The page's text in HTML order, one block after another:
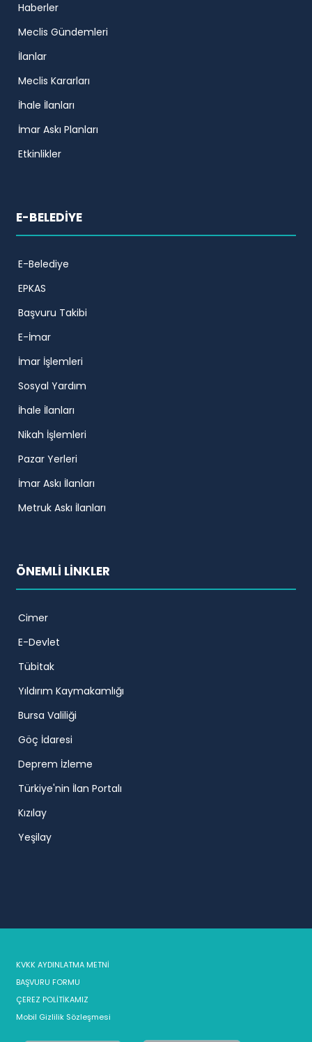
Haberler
Meclis Gündemleri
İlanlar
Meclis Kararları
İhale İlanları
İmar Askı Planları
Etkinlikler
E-BELEDİYE
E-Belediye
EPKAS
Başvuru Takibi
E-İmar
İmar İşlemleri
Sosyal Yardım
İhale İlanları
Nikah İşlemleri
Pazar Yerleri
İmar Askı İlanları
Metruk Askı İlanları
ÖNEMLİ LİNKLER
Cimer
E-Devlet
Tübitak
Yıldırım Kaymakamlığı
Bursa Valiliği
Göç İdaresi
Deprem İzleme
Türkiye'nin İlan Portalı
Kızılay
Yeşilay
KVKK AYDINLATMA METNİ
BAŞVURU FORMU
ÇEREZ POLİTİKAMIZ
Mobil Gizlilik Sözleşmesi